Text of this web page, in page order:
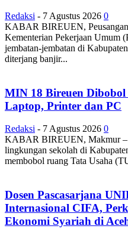
Redaksi - 7 Agustus 2026 0
KABAR BIREUEN, Peusangan
Kementerian Pekerjaan Umum
jembatan-jembatan di
diterjang banjir...
MIN 18 Bireuen
Laptop, Printer dan PC
Redaksi - 7 Agustus 2026 0
KABAR BIREUEN, Makmur –
lingkungan sekolah di
membobol ruang Tata Usaha
Dosen Pascasarjana
Internasional CIFA,
Ekonomi Syariah di